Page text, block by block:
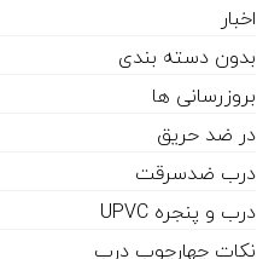
اخبار
بدون دسته بندی
بروزرسانی ها
در ضد حریق
درب ضدسرقت
درب و پنجره UPVC
نکات چهارچوب درب